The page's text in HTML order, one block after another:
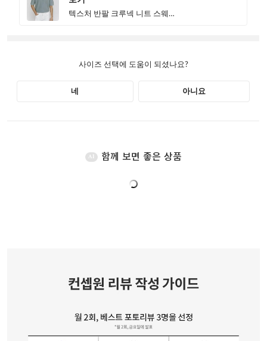
AI 함께 보면 좋은 상품